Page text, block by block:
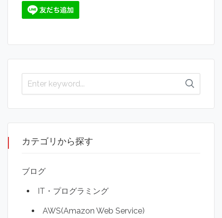
カテゴリから探す
ブログ
IT・プログラミング
AWS(Amazon Web Service)